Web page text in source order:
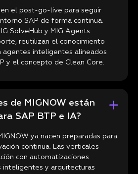
en el post-go-live para seguir
SAP de forma continua.
SolveHub y MIG Agents
reutilizan el conocimiento
agentes inteligentes alineados
y el concepto de Clean Core.
de MIGNOW están
SAP BTP e IA?
ya nacen preparadas para
continua. Las verticales
con automatizaciones
inteligentes y arquitecturas